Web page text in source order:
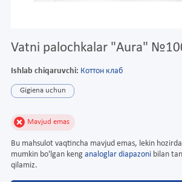
Vatni palochkalar "Aura"
Ishlab chiqaruvchi: Коттон клаб
Gigiena uchun
Mavjud emas
Bu mahsulot vaqtincha mavjud emas, lekin
mumkin bo'lgan keng analoglar diapazoni bilan
qilamiz.